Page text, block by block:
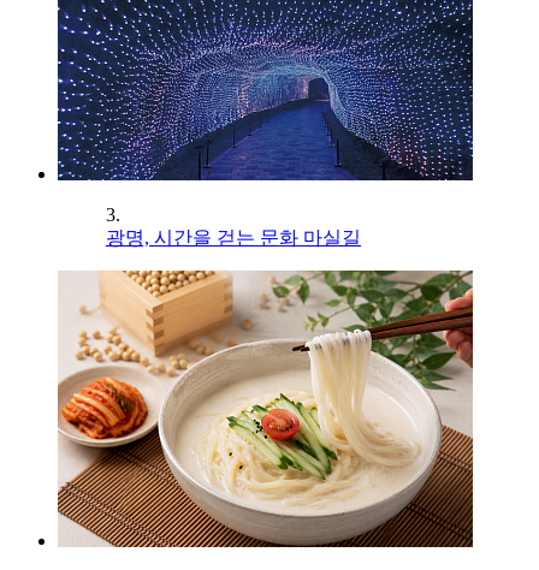
3.
광명, 시간을 걷는 문화 마실길